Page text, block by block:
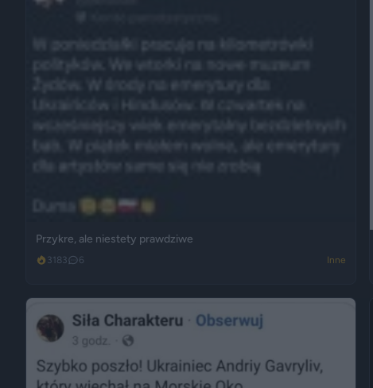
Przykre, ale niestety prawdziwe
3183 6 Inne